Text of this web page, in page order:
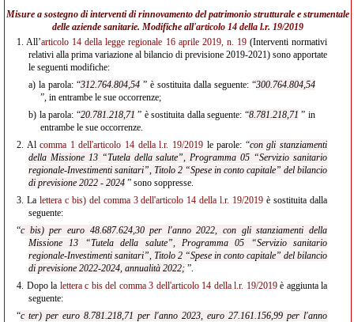
Misure a sostegno di interventi di rinnovamento del patrimonio strutturale e strumentale
delle aziende sanitarie. Modifiche all'articolo 14 della l.r. 19/2019
1. All’articolo 14 della legge regionale 16 aprile 2019, n. 19(Interventi normativi
relativi alla prima variazione al bilancio di previsione 2019-2021) sono apportate
le seguenti modifiche:
a) la parola: “312.764.804,54 ” è sostituita dalla seguente: “300.764.804,54
”, in entrambe le sue occorrenze;
b) la parola: “20.781.218,71 ” è sostituita dalla seguente: “8.781.218,71 ” in
entrambe le sue occorrenze.
2. Alcomma 1 dell'articolo 14 della l.r. 19/2019le parole: “con gli stanziamenti
della Missione 13 “Tutela della salute”, Programma 05 “Servizio sanitario
regionale-Investimenti sanitari”, Titolo 2 “Spese in conto capitale” del bilancio
di previsione 2022 - 2024 ” sono soppresse.
3. La lettera c bis) del comma 3 dell'articolo 14 della l.r. 19/2019 è sostituita dalla
seguente:
“c bis) per euro 48.687.624,30 per l'anno 2022, con gli stanziamenti della
Missione 13 “Tutela della salute”, Programma 05 “Servizio sanitario
regionale-Investimenti sanitari”, Titolo 2 “Spese in conto capitale” del bilancio
di previsione 2022-2024, annualità 2022; ”.
4. Dopo la lettera c bis del comma 3 dell'articolo 14 della l.r. 19/2019è aggiunta la
seguente:
“c ter) per euro 8.781.218,71 per l'anno 2023, euro 27.161.156,99 per l'anno